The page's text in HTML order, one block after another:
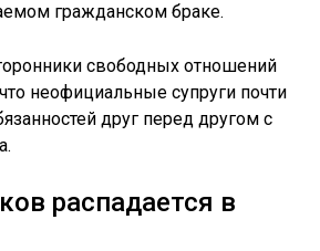
гражданском браке.
свободных отношений
неофициальные супруги почти
друг перед другом с
распадается в